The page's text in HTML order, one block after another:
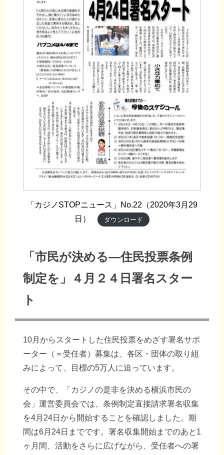
「カジノSTOPニュース」No.22（2020年3月29
日）
ダウンロード
「市民が決める―住民投票条例
制定を」４月２４日署名スター
ト
10月からスタートした住民投票をめざす署名サポ
ーター（＝受任者）募集は、各区・団体の取り組
みによって、目標の5万人に迫っています。
その中で、「カジノの是非を決める横浜市民の
会」運営委員会では、条例制定直接請求署名収集
を4月24日から開始することを確認しました。期
間は6月24日までです。署名収集開始までのあと1
ヶ月間、活動をさらに広げながら、受任者への署